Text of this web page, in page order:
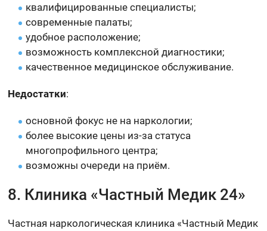
квалифицированные специалисты;
современные палаты;
удобное расположение;
возможность комплексной диагностики;
качественное медицинское обслуживание.
Недостатки:
основной фокус не на наркологии;
более высокие цены из-за статуса
многопрофильного центра;
возможны очереди на приём.
8. Клиника «Частный Медик 24»
Частная наркологическая клиника «Частный Медик